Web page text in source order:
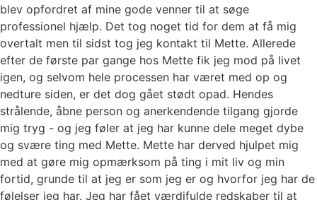
blev opfordret af mine gode venner til at søge
professionel hjælp. Det tog noget tid for dem at få mig
overtalt men til sidst tog jeg kontakt til Mette. Allerede
efter de første par gange hos Mette fik jeg mod på livet
igen, og selvom hele processen har været med op og
nedture siden, er det dog gået stødt opad. Hendes
strålende, åbne person og anerkendende tilgang gjorde
mig tryg - og jeg føler at jeg har kunne dele meget dybe
og svære ting med Mette. Mette har derved hjulpet mig
med at gøre mig opmærksom på ting i mit liv og min
fortid, grunde til at jeg er som jeg er og hvorfor jeg har de
følelser jeg har. Jeg har fået værdifulde redskaber til at